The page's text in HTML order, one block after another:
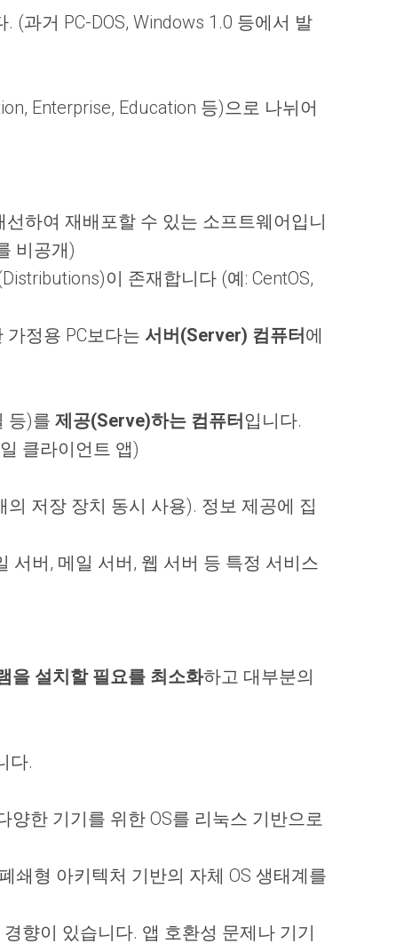
(과거 PC-DOS, Windows 1.0 등에서 발
Enterprise, Education 등)으로 나뉘어
하여 재배포할 수 있는 소프트웨어입니
비공개)
이 존재합니다 (예: CentOS,
정용 PC보다는 서버(Server) 컴퓨터에
등)를 제공(Serve)하는 컴퓨터입니다.
클라이언트 앱)
저장 장치 동시 사용). 정보 제공에 집
서버, 메일 서버, 웹 서버 등 특정 서비스
을 설치할 필요를 최소화하고 대부분의
다.
양한 기기를 위한 OS를 리눅스 기반으로
쇄형 아키텍처 기반의 자체 OS 생태계를
향이 있습니다. 앱 호환성 문제나 기기